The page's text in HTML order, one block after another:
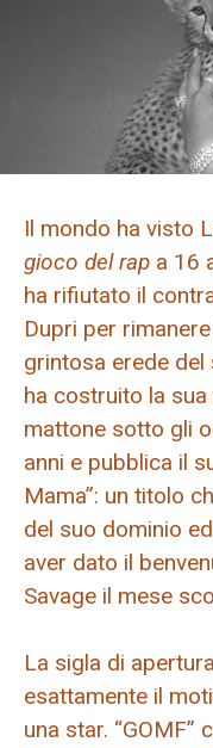
Il mondo ha visto
gioco del rap a 16
ha rifiutato il
Dupri per
grintosa erede del
ha costruito la
mattone sotto gli
anni e pubblica il
Mama”: un titolo
del suo dominio
aver dato il
Savage il mese
La sigla di
esattamente il
una star. “GOMF”